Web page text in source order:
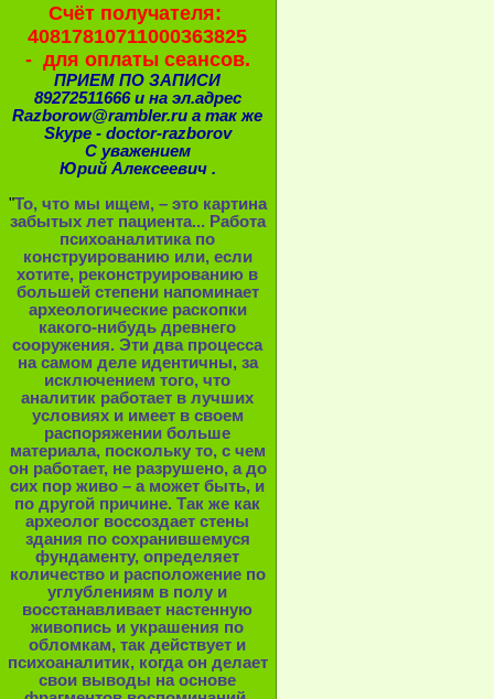
Счёт получателя:
40817810711000363825
- для оплаты сеансов.
ПРИЕМ ПО ЗАПИСИ
89272511666 и на эл.адрес
Razborow@rambler.ru а так же
Skype - doctor-razborov
С уважением
Юрий Алексеевич .
"То, что мы ищем, – это картина
забытых лет пациента... Работа
психоаналитика по
конструированию или, если
хотите, реконструированию в
большей степени напоминает
археологические раскопки
какого-нибудь древнего
сооружения. Эти два процесса
на самом деле идентичны, за
исключением того, что
аналитик работает в лучших
условиях и имеет в своем
распоряжении больше
материала, поскольку то, с чем
он работает, не разрушено, а до
сих пор живо – а может быть, и
по другой причине. Так же как
археолог воссоздает стены
здания по сохранившемуся
фундаменту, определяет
количество и расположение по
углублениям в полу и
восстанавливает настенную
живопись и украшения по
обломкам, так действует и
психоаналитик, когда он делает
свои выводы на основе